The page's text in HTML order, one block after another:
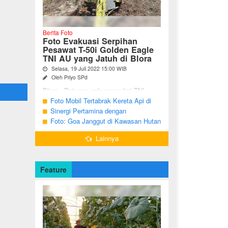
Berita Foto
Foto Evakuasi Serpihan
Pesawat T-50i Golden Eagle
TNI AU yang Jatuh di Blora
Selasa, 19 Juli 2022 15:00 WIB
Oleh Priyo SPd
Blora - Petugas gabungan dari TNI,
Polri, BPBD dan warga sekitar terus
melakukan pencarian terhadap serpihan
pesawat tempur T-50i Golden ...
Foto Mobil Tertabrak Kereta Api di
Kalitidu, Bojonegoro
Sinergi Pertamina dengan
Masyarakat Desa
Foto: Goa Janggut di Kawasan Hutan
Ngorogunung, Bubulan, Bojonegoro
Lainnya
Feature